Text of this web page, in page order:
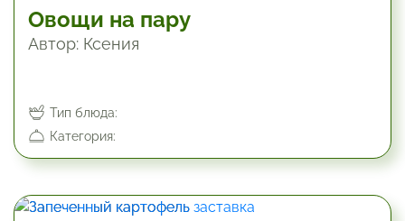
Овощи на пару
Автор: Ксения
Тип блюда:
Категория: